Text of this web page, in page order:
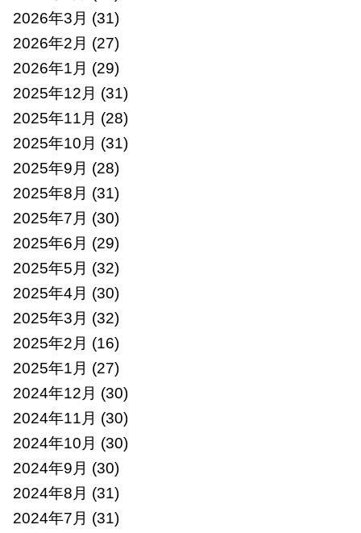
2026年3月 (31)
2026年2月 (27)
2026年1月 (29)
2025年12月 (31)
2025年11月 (28)
2025年10月 (31)
2025年9月 (28)
2025年8月 (31)
2025年7月 (30)
2025年6月 (29)
2025年5月 (32)
2025年4月 (30)
2025年3月 (32)
2025年2月 (16)
2025年1月 (27)
2024年12月 (30)
2024年11月 (30)
2024年10月 (30)
2024年9月 (30)
2024年8月 (31)
2024年7月 (31)